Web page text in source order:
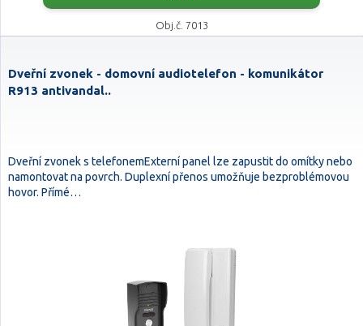
Obj.č. 7013
Dveřní zvonek - domovní audiotelefon - komunikátor
R913 antivandal..
Dveřní zvonek s telefonemExterní panel lze zapustit do omítky nebo
namontovat na povrch. Duplexní přenos umožňuje bezproblémovou
hovor. Přímé…